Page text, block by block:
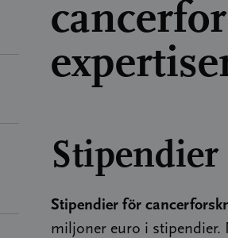
Stipendier
Stipendier för
miljoner euro i stipendier.